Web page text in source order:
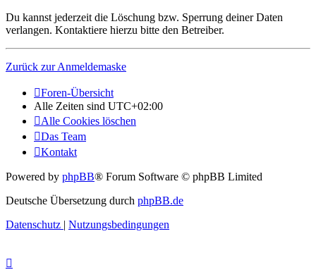
Du kannst jederzeit die Löschung bzw. Sperrung deiner Daten
verlangen. Kontaktiere hierzu bitte den Betreiber.
Zurück zur Anmeldemaske
Foren-Übersicht
Alle Zeiten sind UTC+02:00
Alle Cookies löschen
Das Team
Kontakt
Powered by phpBB® Forum Software © phpBB Limited
Deutsche Übersetzung durch phpBB.de
Datenschutz | Nutzungsbedingungen